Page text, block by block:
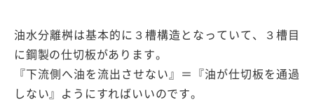
油水分離桝は基本的に３槽構造となっていて、３槽目
に鋼製の仕切板があります。
『下流側へ油を流出させない』＝『油が仕切板を通過
しない』ようにすればいいのです。